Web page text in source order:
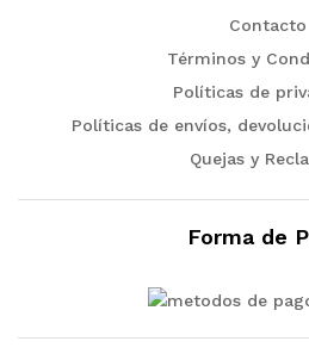
Contacto
Términos y
Políticas de
Políticas de envíos,
Quejas y
Forma de